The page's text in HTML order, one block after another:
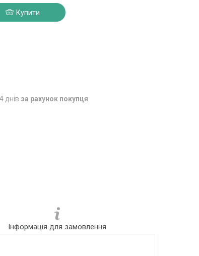
Купити
днів за рахунок покупця
Інформація для замовлення